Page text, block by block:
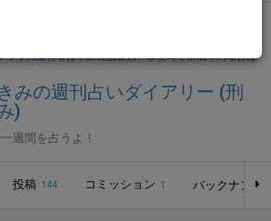
ラブの運営者は年齢確認書類、非実写で未成年の場合は
みの週刊占いダイアリー (刑
)
週間を占うよ！
投稿 144 コミッション 1 バックナンバ